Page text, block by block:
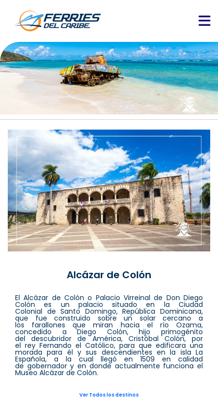
Alcázar de Colón
El Alcázar de Colón o Palacio Virreinal de Don Diego
Colón es un palacio situado en la Ciudad
Colonial de Santo Domingo, República Dominicana,
que fue construido sobre un solar cercano a
los farallones que miran hacia el río Ozama,
concedido a Diego Colón, hijo primogénito
del descubridor de América, Cristóbal Colón, por
el rey Fernando el Católico, para que edificara una
morada para él y sus descendientes en la isla La
Española, a la cual llegó en 1509 en calidad
de gobernador y en donde actualmente funciona el
Museo Alcázar de Colón.
Ver Todos los destinos